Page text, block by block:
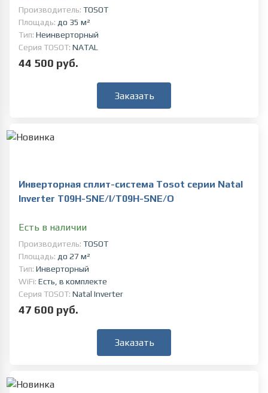
Производитель: TOSOT
Площадь: до 35 м²
Тип: Неинверторный
Серия TOSOT: NATAL
44 500 руб.
Заказать
Инверторная сплит-система Tosot серии Natal
Inverter T09H-SNE/I/T09H-SNE/O
Есть в наличии
Производитель: TOSOT
Площадь: до 27 м²
Тип: Инверторный
WiFi: Есть, в комплекте
Серия TOSOT: Natal Inverter
47 600 руб.
Заказать